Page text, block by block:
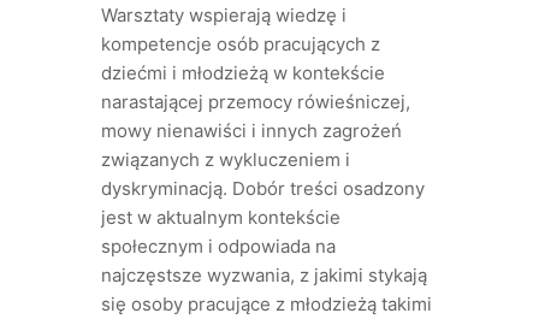
Warsztaty wspierają wiedzę i
kompetencje osób pracujących z
dziećmi i młodzieżą w kontekście
narastającej przemocy rówieśniczej,
mowy nienawiści i innych zagrożeń
związanych z wykluczeniem i
dyskryminacją. Dobór treści osadzony
jest w aktualnym kontekście
społecznym i odpowiada na
najczęstsze wyzwania, z jakimi stykają
się osoby pracujące z młodzieżą takimi